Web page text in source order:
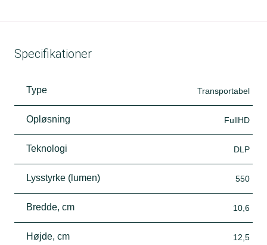
Specifikationer
Type Transportabel
Opløsning FullHD
Teknologi DLP
Lysstyrke (lumen) 550
Bredde, cm 10,6
Højde, cm 12,5